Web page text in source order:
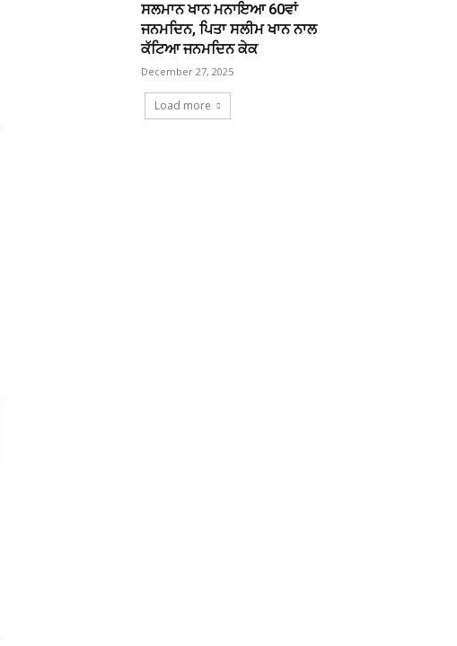
ਸਲਮਾਨ ਖਾਨ ਮਨਾਇਆ 60ਵਾਂ
ਜਨਮਦਿਨ, ਪਿਤਾ ਸਲੀਮ ਖਾਨ ਨਾਲ
ਕੱਟਿਆ ਜਨਮਦਿਨ ਕੇਕ
December 27, 2025
Load more